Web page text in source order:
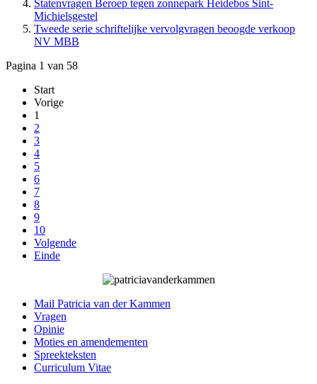
Statenvragen Beroep tegen zonnepark Heidebos Sint-
Michielsgestel
Tweede serie schriftelijke vervolgvragen beoogde verkoop
NV MBB
Pagina 1 van 58
Start
Vorige
1
2
3
4
5
6
7
8
9
10
Volgende
Einde
Mail Patricia van der Kammen
Vragen
Opinie
Moties en amendementen
Spreekteksten
Curriculum Vitae